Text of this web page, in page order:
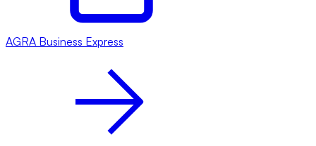
AGRA Business Express